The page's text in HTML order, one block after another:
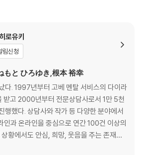
에너지를 쏟아라
라
라
탁해라
마라
물어라
재료를 모은다
각해라
로유키
림신청
と ひろゆき,根本 裕幸
다. 1997년부터 고베 멘탈 서비스의 다이라
받고 2000년부터 전문상담사로서 1만 5천
행했다. 상담사와 작가 등 다양한 분야에서
인과 온라인을 중심으로 연간 100건 이상의
고 논리적이면서도 경쾌한 화법으로 웃음이